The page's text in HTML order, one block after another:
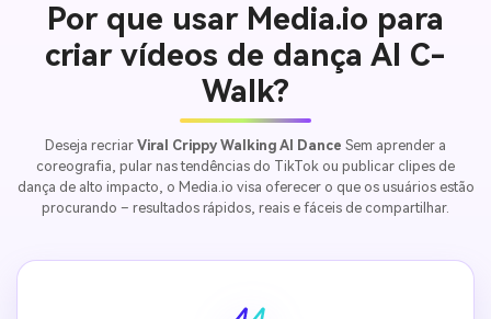
Por que usar Media.io para
criar vídeos de dança AI C-
Walk?
Deseja recriar Viral Crippy Walking AI Dance Sem aprender a
coreografia, pular nas tendências do TikTok ou publicar clipes de
dança de alto impacto, o Media.io visa oferecer o que os usuários estão
procurando – resultados rápidos, reais e fáceis de compartilhar.
Comece Grátis →